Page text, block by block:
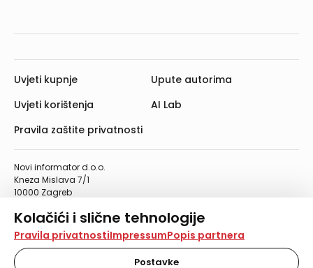
Kolačići i slične tehnologije
Na našoj web stranici koristimo kolačiće i slične
tehnologije za pohranu, čitanje i obradu informacija na
vašem uređaju. Time poboljšavamo korisničko iskustvo,
Pravila privatnostiImpressumPopis partnera
Postavke
Novi informator d.o.o.
Kneza Mislava 7/1
10000 Zagreb
Telefaks: 01/4612-553
info@informator.hr
PRATITE NAS:
Uvjeti kupnje
Uvjeti korištenja
Pravila zaštite privatnosti
Upute autorima
AI Lab